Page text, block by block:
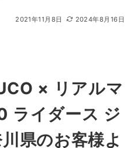
2021年11月8日 2024年8月16日
× リアルマ
ライダース ジ
県のお客様よ